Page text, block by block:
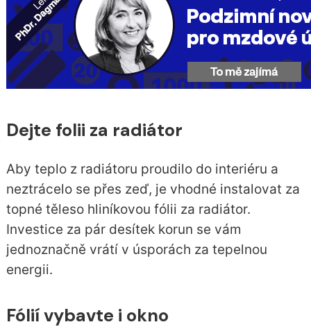
Dejte folii za radiátor
Aby teplo z radiátoru proudilo do interiéru a
neztrácelo se přes zeď, je vhodné instalovat za
topné těleso hliníkovou fólii za radiátor.
Investice za pár desítek korun se vám
jednoznačně vrátí v úsporách za tepelnou
energii.
Fólií vybavte i okno